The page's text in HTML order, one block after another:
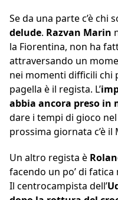
Se da una parte c’è chi
delude. Razvan Marin
la Fiorentina, non ha
attraversando un
nei momenti difficili chi
pagella è il regista. L’
abbia ancora preso in
dare i tempi di gioco
prossima giornata c’è
Un altro regista è
facendo un po’ di
Il centrocampista dell’